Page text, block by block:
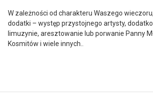
W zależności od charakteru Waszego
dodatki – występ przystojnego artysty,
limuzynie, aresztowanie lub porwanie Panny
Kosmitów i wiele innych..